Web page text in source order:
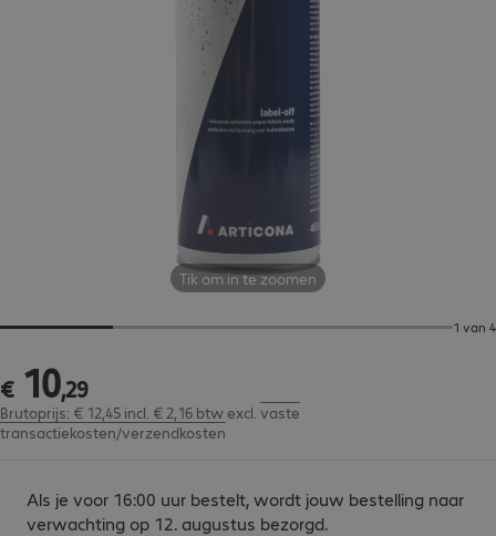
Tik om in te zoomen
1 van 4
€ 10,29
€ 10,29
Brutoprijs: € 12,45 incl. € 2,16 btw excl. vaste
transactiekosten/verzendkosten
Als je voor 16:00 uur bestelt, wordt jouw bestelling naar
verwachting op 12. augustus bezorgd.